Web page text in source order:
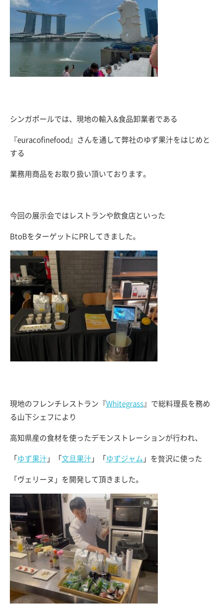
シンガポールでは、現地の輸入&食品卸業者である
『euracofinefood』さんを通して弊社のゆず果汁をはじめと
する
業務用商品をお取り扱い頂いております。
今回の展示会ではレストランや飲食店といった
BtoBをターゲットにPRしてきました。
現地のフレンチレストラン『Whitegrass』で総料理長を務め
る山下シェフにより
高知県産の食材を使ったデモンストレーションが行われ、
「 ゆず果汁」「 文旦果汁」「 ゆずジャム 」を贅沢に使った
「ヴェリーヌ」を開発して頂きました。